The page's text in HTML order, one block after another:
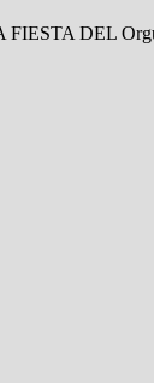
FIESTA DEL